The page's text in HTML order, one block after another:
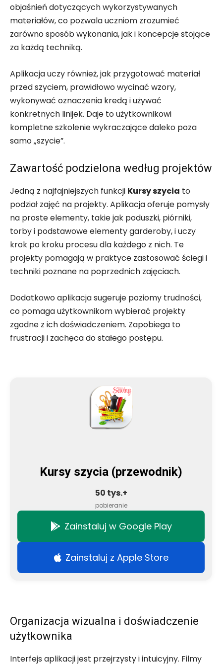
objaśnień dotyczących wykorzystywanych
materiałów, co pozwala uczniom zrozumieć
zarówno sposób wykonania, jak i koncepcje stojące
za każdą techniką.
Aplikacja uczy również, jak przygotować materiał
przed szyciem, prawidłowo wycinać wzory,
wykonywać oznaczenia kredą i używać
konkretnych linijek. Daje to użytkownikowi
kompletne szkolenie wykraczające daleko poza
samo „szycie”.
Zawartość podzielona według projektów
Jedną z najfajniejszych funkcji Kursy szycia to
podział zajęć na projekty. Aplikacja oferuje pomysły
na proste elementy, takie jak poduszki, piórniki,
torby i podstawowe elementy garderoby, i uczy
krok po kroku procesu dla każdego z nich. Te
projekty pomagają w praktyce zastosować ściegi i
techniki poznane na poprzednich zajęciach.
Dodatkowo aplikacja sugeruje poziomy trudności,
co pomaga użytkownikom wybierać projekty
zgodne z ich doświadczeniem. Zapobiega to
frustracji i zachęca do stałego postępu.
Kursy szycia (przewodnik)
50 tys.+
pobieranie
Zainstaluj w Google Play
Zainstaluj z Apple Store
Organizacja wizualna i doświadczenie
użytkownika
Interfejs aplikacji jest przejrzysty i intuicyjny. Filmy